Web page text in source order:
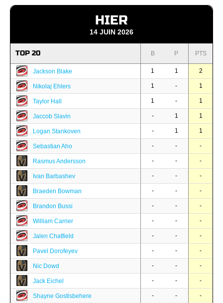
HIER
14 JUIN 2026
TOP 20 B P PTS
Jackson Blake 1 1 2
Nikolaj Ehlers 1 - 1
Taylor Hall 1 - 1
Jaccob Slavin - 1 1
Logan Stankoven - 1 1
Sebastian Aho - - -
Rasmus Andersson - - -
Ivan Barbashev - - -
Braeden Bowman - - -
Brandon Bussi - - -
William Carrier - - -
Jalen Chatfield - - -
Pavel Dorofeyev - - -
Nic Dowd - - -
Jack Eichel - - -
Shayne Gostisbehere - - -